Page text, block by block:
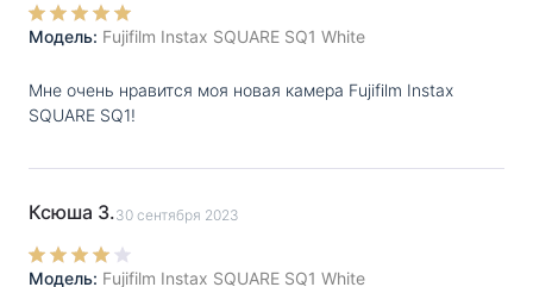
Модель: Fujifilm Instax SQUARE SQ1 White
Мне очень нравится моя новая камера Fujifilm Instax
SQUARE SQ1!
Ксюша З.30 сентября 2023
Модель: Fujifilm Instax SQUARE SQ1 White